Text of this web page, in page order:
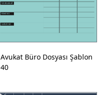
Avukat Büro Dosyası Şablon
40